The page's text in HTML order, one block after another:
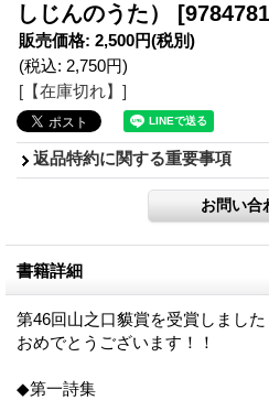
しじんのうた）
販売価格: 2,500円(税別)
(税込: 2,750円)
[【在庫切れ】]
返品特約に関する重要事項
書籍詳細
第46回山之口貘賞を受賞しました
おめでとうございます！！
◆第一詩集